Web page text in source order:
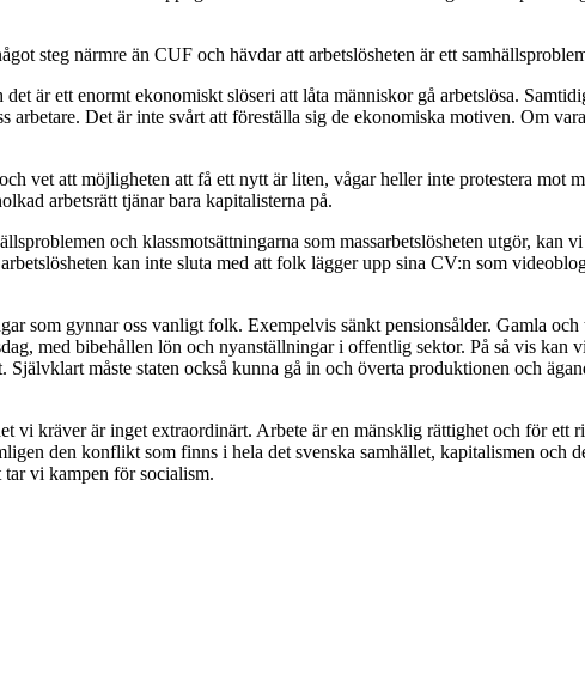
steg närmre än CUF och hävdar att arbetslösheten är ett
är ett enormt ekonomiskt slöseri att låta människor gå arbetslösa.
arbetare. Det är inte svårt att föreställa sig de ekonomiska motiven. Om
vet att möjligheten att få ett nytt är liten, vågar heller inte protestera
arbetsrätt tjänar bara kapitalisterna på.
och klassmotsättningarna som massarbetslösheten utgör,
kan inte sluta med att folk lägger upp sina CV:n som
som gynnar oss vanligt folk. Exempelvis sänkt pensionsålder. Gamla
med bibehållen lön och nyanställningar i offentlig sektor. På så vis
Självklart måste staten också kunna gå in och överta produktionen och
vi kräver är inget extraordinärt. Arbete är en mänsklig rättighet och för
den konflikt som finns i hela det svenska samhället, kapitalismen och
tar vi kampen för socialism.